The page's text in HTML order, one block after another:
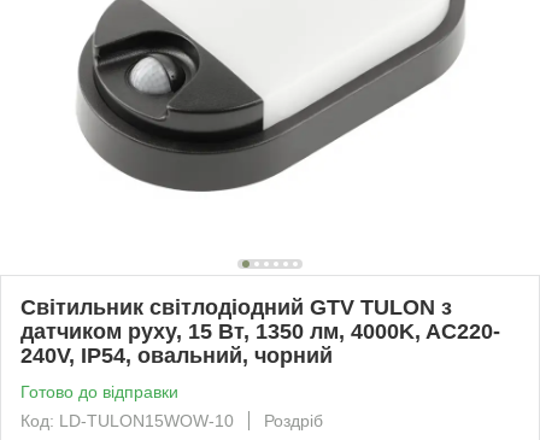
Світильник світлодіодний GTV TULON з
датчиком руху, 15 Вт, 1350 лм, 4000K, AC220-
240V, IP54, овальний, чорний
Готово до відправки
Код: LD-TULON15WOW-10
Роздріб